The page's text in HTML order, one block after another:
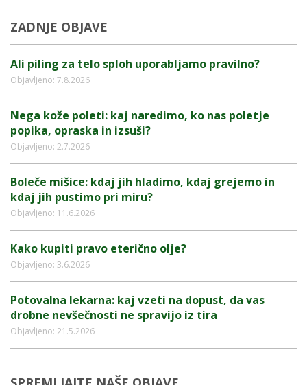
ZADNJE OBJAVE
Ali piling za telo sploh uporabljamo pravilno?
Objavljeno: 7.8.2026
Nega kože poleti: kaj naredimo, ko nas poletje
popika, opraska in izsuši?
Objavljeno: 2.7.2026
Boleče mišice: kdaj jih hladimo, kdaj grejemo in
kdaj jih pustimo pri miru?
Objavljeno: 11.6.2026
Kako kupiti pravo eterično olje?
Objavljeno: 3.6.2026
Potovalna lekarna: kaj vzeti na dopust, da vas
drobne nevšečnosti ne spravijo iz tira
Objavljeno: 21.5.2026